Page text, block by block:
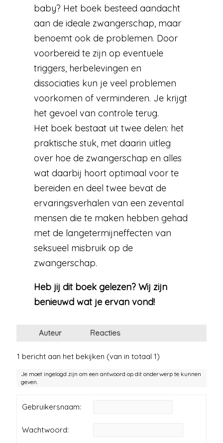
baby? Het boek besteed aandacht
aan de ideale zwangerschap, maar
benoemt ook de problemen. Door
voorbereid te zijn op eventuele
triggers, herbelevingen en
dissociaties kun je veel problemen
voorkomen of verminderen. Je krijgt
het gevoel van controle terug.
Het boek bestaat uit twee delen: het
praktische stuk, met daarin uitleg
over hoe de zwangerschap en alles
wat daarbij hoort optimaal voor te
bereiden en deel twee bevat de
ervaringsverhalen van een zevental
mensen die te maken hebben gehad
met de langetermijneffecten van
seksueel misbruik op de
zwangerschap.
Heb jij dit boek gelezen? Wij zijn
benieuwd wat je ervan vond!
Auteur Reacties
1 bericht aan het bekijken (van in totaal 1)
Je moet ingelogd zijn om een antwoord op dit onderwerp te kunnen
geven.
Gebruikersnaam:
Wachtwoord: